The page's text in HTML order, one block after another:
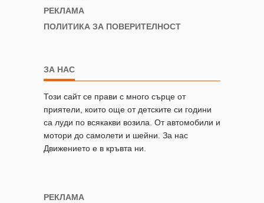
РЕКЛАМА
ПОЛИТИКА ЗА ПОВЕРИТЕЛНОСТ
ЗА НАС
Този сайт се прави с много сърце от
приятели, които още от детските си години
са луди по всякакви возила. От автомобили и
мотори до самолети и шейни. За нас
Движението е в кръвта ни.
РЕКЛАМА